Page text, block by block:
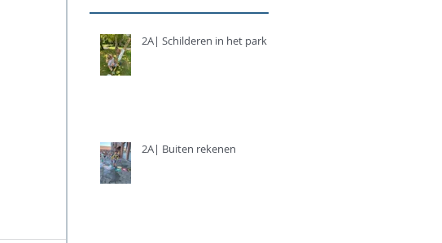
2A| Schilderen in het park
2A| Buiten rekenen